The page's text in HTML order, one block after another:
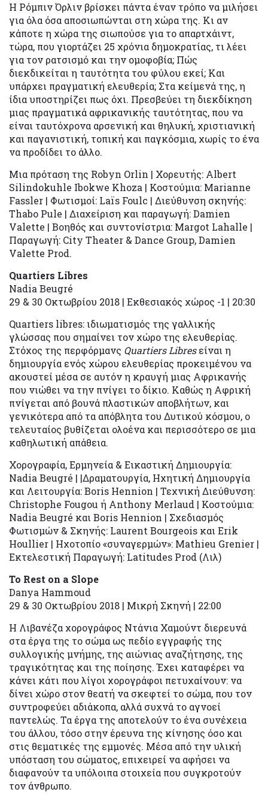
Η Ρόμπιν Όρλιν βρίσκει πάντα έναν τρόπο να μιλήσει
για όλα όσα αποσιωπώνται στη χώρα της. Κι αν
κάποτε η χώρα της σιωπούσε για το απαρτχάιντ,
τώρα, που γιορτάζει 25 χρόνια δημοκρατίας, τι λέει
για τον ρατσισμό και την ομοφοβία; Πώς
διεκδικείται η ταυτότητα του φύλου εκεί; Και
υπάρχει πραγματική ελευθερία; Στα κείμενά της, η
ίδια υποστηρίζει πως όχι. Πρεσβεύει τη διεκδίκηση
μιας πραγματικά αφρικανικής ταυτότητας, που να
είναι ταυτόχρονα αρσενική και θηλυκή, χριστιανική
και παγανιστική, τοπική και παγκόσμια, χωρίς το ένα
να προδίδει το άλλο.
Μια πρόταση της Robyn Orlin | Χορευτής: Albert
Silindokuhle Ibokwe Khoza | Κοστούμια: Marianne
Fassler | Φωτισμοί: Laïs Foulc | Διεύθυνση σκηνής:
Thabo Pule | Διαχείριση και παραγωγή: Damien
Valette | Βοηθός και συντονίστρια: Margot Lahalle |
Παραγωγή: City Theater & Dance Group, Damien
Valette Prod.
Quartiers Libres
Nadia Beugré
29 & 30 Οκτωβρίου 2018 | Εκθεσιακός χώρος -1 | 20:30
Quartiers libres: ιδιωματισμός της γαλλικής
γλώσσας που σημαίνει τον χώρο της ελευθερίας.
Στόχος της περφόρμανς QuartiersLibresείναι η
δημιουργία ενός χώρου ελευθερίας προκειμένου να
ακουστεί μέσα σε αυτόν η κραυγή μιας Αφρικανής
που νιώθει να την πνίγει το δίκιο. Καθώς η Αφρική
πνίγεται από βουνά πλαστικών αποβλήτων, και
γενικότερα από τα απόβλητα του Δυτικού κόσμου, ο
τελευταίος βυθίζεται ολοένα και περισσότερο σε μια
καθηλωτική απάθεια.
Χορογραφία, Ερμηνεία & Εικαστική Δημιουργία:
Nadia Beugré | |Δραματουργία, Ηχητική Δημιουργία
και Λειτουργία: Boris Hennion | Τεχνική Διεύθυνση:
Christophe Fougou ή Anthony Merlaud | Κοστούμια:
Nadia Beugré και Boris Hennion | Σχεδιασμός
Φωτισμών & Σκηνής: Laurent Bourgeois και Erik
Houllier | Ηχοτοπίο «συναγερμών»: Mathieu Grenier |
Εκτελεστική Παραγωγή: Latitudes Prod (Λιλ)
To Rest on a Slope
Danya Hammoud
29 & 30 Οκτωβρίου 2018 | Μικρή Σκηνή | 22:00
Η Λιβανέζα χορογράφος Ντάνια Χαμούντ διερευνά
στα έργα της το σώμα ως πεδίο εγγραφής της
συλλογικής μνήμης, της αιώνιας αναζήτησης, της
τραγικότητας και της ποίησης. Έχει καταφέρει να
κάνει κάτι που λίγοι χορογράφοι πετυχαίνουν: να
δίνει χώρο στον θεατή να σκεφτεί το σώμα, που τον
συντροφεύει αδιάκοπα, αλλά συχνά το αγνοεί
παντελώς. Τα έργα της αποτελούν το ένα συνέχεια
του άλλου, τόσο στην έρευνα της κίνησης όσο και
στις θεματικές της εμμονές. Μέσα από την υλική
υπόσταση του σώματος, επιχειρεί να αφήσει να
διαφανούν τα υπόλοιπα στοιχεία που συγκροτούν
τον άνθρωπο.